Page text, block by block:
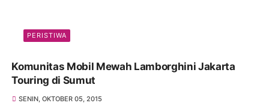
PERISTIWA
Komunitas Mobil Mewah Lamborghini Jakarta
Touring di Sumut
SENIN, OKTOBER 05, 2015